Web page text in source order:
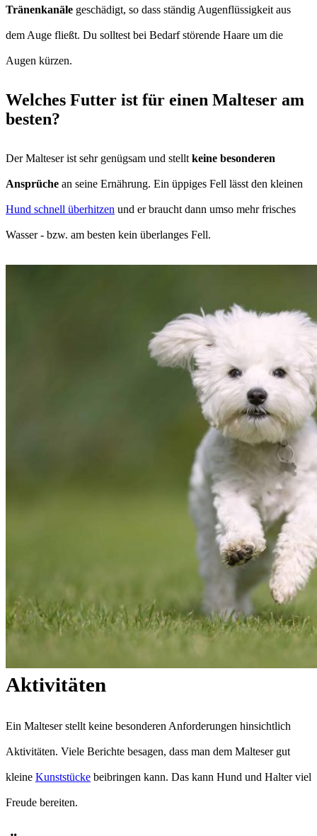
Tränenkanäle geschädigt, so dass ständig Augenflüssigkeit aus
dem Auge fließt. Du solltest bei Bedarf störende Haare um die
Augen kürzen.
Welches Futter ist für einen Malteser am
besten?
Der Malteser ist sehr genügsam und stellt keine besonderen
Ansprüche an seine Ernährung. Ein üppiges Fell lässt den kleinen
Hund schnell überhitzen und er braucht dann umso mehr frisches
Wasser - bzw. am besten kein überlanges Fell.
Aktivitäten
Ein Malteser stellt keine besonderen Anforderungen hinsichtlich
Aktivitäten. Viele Berichte besagen, dass man dem Malteser gut
kleine Kunststücke beibringen kann. Das kann Hund und Halter viel
Freude bereiten.